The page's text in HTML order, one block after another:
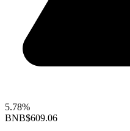
5.78%
BNB$609.06